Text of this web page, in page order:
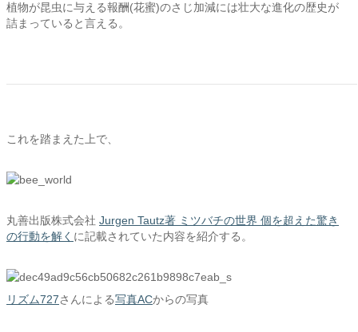
植物が昆虫に与える報酬(花蜜)のさじ加減には壮大な進化の歴史が
詰まっていると言える。
これを踏まえた上で、
丸善出版株式会社 Jurgen Tautz著 ミツバチの世界 個を超えた驚き
の行動を解く に記載されていた内容を紹介する。
リズム727さんによる写真ACからの写真